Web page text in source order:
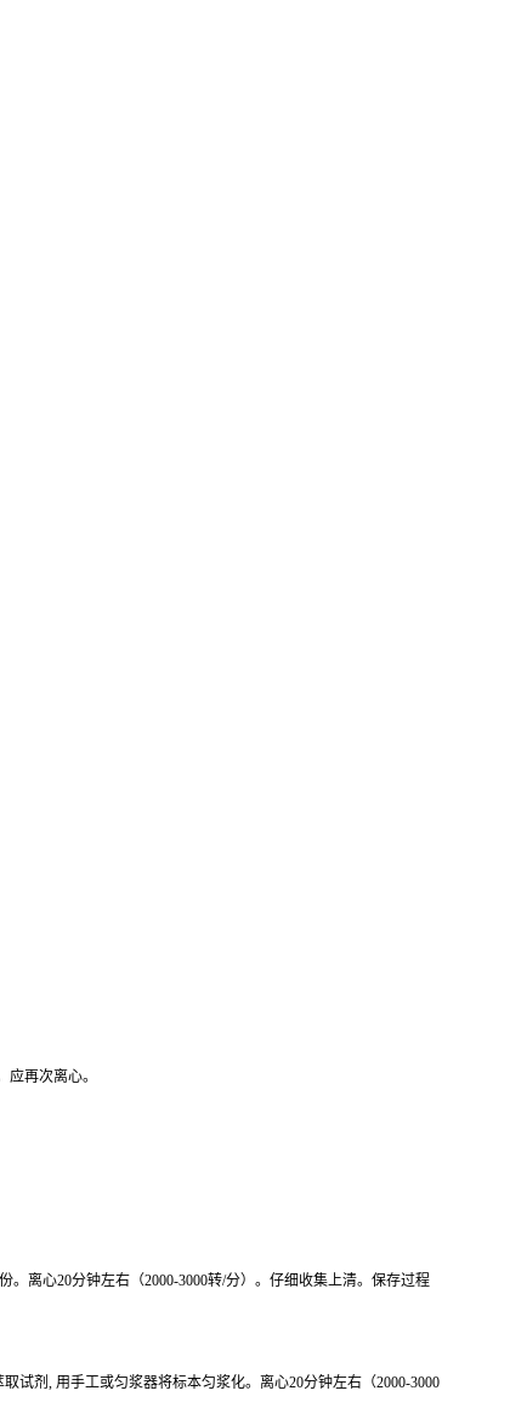
再次离心。
离心20分钟左右（2000-3000转/分）。仔细收集上清。保存过程
试剂, 用手工或匀浆器将标本匀浆化。离心20分钟左右（2000-3000